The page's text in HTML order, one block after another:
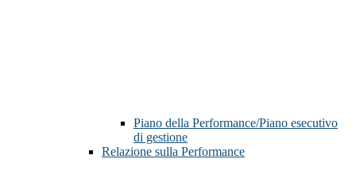
Piano della Performance/Piano esecutivo
di gestione
Relazione sulla Performance